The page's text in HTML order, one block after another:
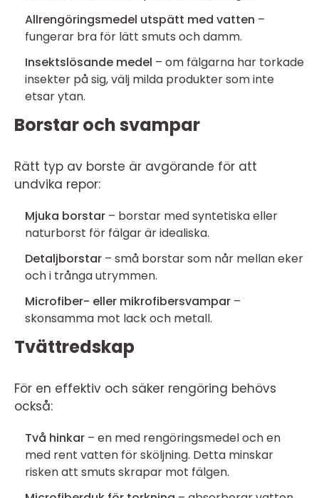
Allrengöringsmedel utspätt med vatten –
fungerar bra för lätt smuts och damm.
Insektslösande medel – om fälgarna har torkade
insekter på sig, välj milda produkter som inte
etsar ytan.
Borstar och svampar
Rätt typ av borste är avgörande för att
undvika repor:
Mjuka borstar – borstar med syntetiska eller
naturborst för fälgar är idealiska.
Detaljborstar – små borstar som når mellan eker
och i trånga utrymmen.
Microfiber- eller mikrofibersvampar –
skonsamma mot lack och metall.
Tvättredskap
För en effektiv och säker rengöring behövs
också:
Två hinkar – en med rengöringsmedel och en
med rent vatten för sköljning. Detta minskar
risken att smuts skrapar mot fälgen.